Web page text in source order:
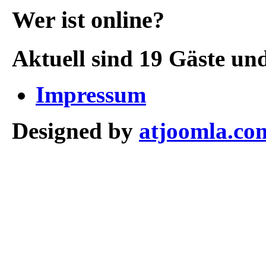
Wer ist online?
Aktuell sind 19 Gäste
Impressum
Designed by